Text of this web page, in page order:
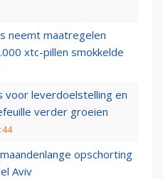
neemt maatregelen
xtc-pillen smokkelde
voor leverdoelstelling en
verder groeien
opschorting
Aviv